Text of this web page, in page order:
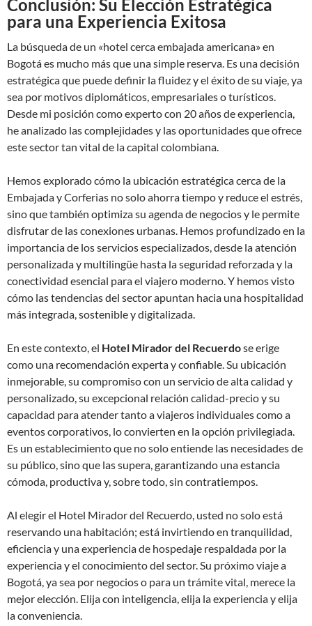
Conclusión: Su Elección Estratégica
para una Experiencia Exitosa
La búsqueda de un «hotel cerca embajada americana» en
Bogotá es mucho más que una simple reserva. Es una decisión
estratégica que puede definir la fluidez y el éxito de su viaje, ya
sea por motivos diplomáticos, empresariales o turísticos.
Desde mi posición como experto con 20 años de experiencia,
he analizado las complejidades y las oportunidades que ofrece
este sector tan vital de la capital colombiana.
Hemos explorado cómo la ubicación estratégica cerca de la
Embajada y Corferias no solo ahorra tiempo y reduce el estrés,
sino que también optimiza su agenda de negocios y le permite
disfrutar de las conexiones urbanas. Hemos profundizado en la
importancia de los servicios especializados, desde la atención
personalizada y multilingüe hasta la seguridad reforzada y la
conectividad esencial para el viajero moderno. Y hemos visto
cómo las tendencias del sector apuntan hacia una hospitalidad
más integrada, sostenible y digitalizada.
En este contexto, el Hotel Mirador del Recuerdose erige
como una recomendación experta y confiable. Su ubicación
inmejorable, su compromiso con un servicio de alta calidad y
personalizado, su excepcional relación calidad-precio y su
capacidad para atender tanto a viajeros individuales como a
eventos corporativos, lo convierten en la opción privilegiada.
Es un establecimiento que no solo entiende las necesidades de
su público, sino que las supera, garantizando una estancia
cómoda, productiva y, sobre todo, sin contratiempos.
Al elegir el Hotel Mirador del Recuerdo, usted no solo está
reservando una habitación; está invirtiendo en tranquilidad,
eficiencia y una experiencia de hospedaje respaldada por la
experiencia y el conocimiento del sector. Su próximo viaje a
Bogotá, ya sea por negocios o para un trámite vital, merece la
mejor elección. Elija con inteligencia, elija la experiencia y elija
la conveniencia.